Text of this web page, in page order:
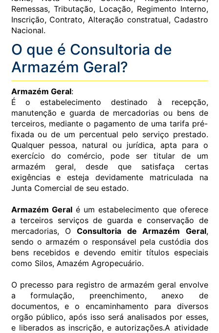
Remessas, Tributação, Locação, Regimento Interno,
Inscrição, Contrato, Alteração constratual, Cadastro
Nacional.
O que é Consultoria de
Armazém Geral?
Armazém Geral:
É o estabelecimento destinado à recepção,
manutenção e guarda de mercadorias ou bens de
terceiros, mediante o pagamento de uma tarifa pré-
fixada ou de um percentual pelo serviço prestado.
Qualquer pessoa, natural ou jurídica, apta para o
exercício do comércio, pode ser titular de um
armazém geral, desde que satisfaça certas
exigências e esteja devidamente matriculada na
Junta Comercial de seu estado.
Armazém Geralé um estabelecimento que oferece
a terceiros serviços de guarda e conservação de
mercadorias, OConsultoria de Armazém Geral,
sendo o armazém o responsável pela custódia dos
bens recebidos e devendo emitir títulos especiais
como Silos, Amazém Agropecuário.
O precesso para registro de armazém geral envolve
a formulação, preenchimento, anexo de
documentos, e o encaminhamento para diversos
orgão público, após isso será analisados por esses,
e liberados as inscrição, e autorizações.A atividade